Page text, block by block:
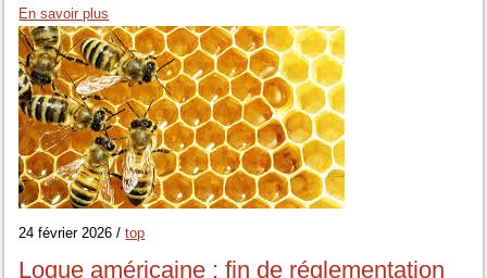
En savoir plus
24 février 2026 /top
Loque américaine : fin de réglementation